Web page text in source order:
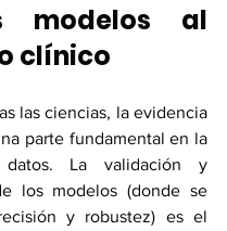
modelos al
clínico
las ciencias, la evidencia
parte fundamental en la
La validación y
los modelos (donde se
y robustez) es el